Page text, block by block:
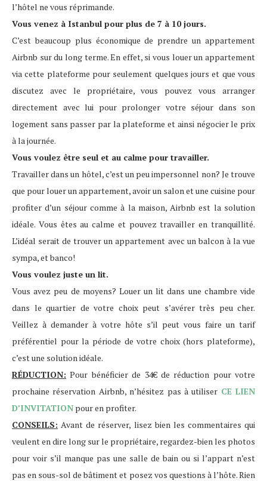
l’hôtel ne vous réprimande.
Vous venez à Istanbul pour plus de 7 à 10 jours.
C’est beaucoup plus économique de prendre un appartement
Airbnb sur du long terme. En effet, si vous louer un appartement
via cette plateforme pour seulement quelques jours et que vous
discutez avec le propriétaire, vous pouvez vous arranger
directement avec lui pour prolonger votre séjour dans son
logement sans passer par la plateforme et ainsi négocier le prix
à la journée.
Vous voulez être seul et au calme pour travailler.
Travailler dans un hôtel, c’est un peu impersonnel non? Je trouve
que pour louer un appartement, avoir un salon et une cuisine pour
profiter d’un séjour comme à la maison, Airbnb est la solution
idéale. Vous êtes au calme et pouvez travailler en tranquillité.
L’idéal serait de trouver un appartement avec un balcon à la vue
sympa, et banco!
Vous voulez juste un lit.
Vous avez peu de moyens? Louer un lit dans une chambre vide
dans le quartier de votre choix peut s’avérer très peu cher.
Veillez à demander à votre hôte s’il peut vous faire un tarif
préférentiel pour la période de votre choix (hors plateforme),
c’est une solution idéale.
RÉDUCTION: Pour bénéficier de 34€ de réduction pour votre
prochaine réservation Airbnb, n’hésitez pas à utiliser CE LIEN
D’INVITATION pour en profiter.
CONSEILS: Avant de réserver, lisez bien les commentaires qui
veulent en dire long sur le propriétaire, regardez-bien les photos
pour voir s’il manque pas une salle de bain ou si l’appart n’est
pas en sous-sol de bâtiment et posez vos questions à l’hôte. Rien